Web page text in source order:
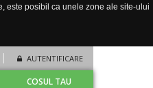
este posibil ca unele zone ale site-ului
AUTENTIFICARE
COSUL TAU